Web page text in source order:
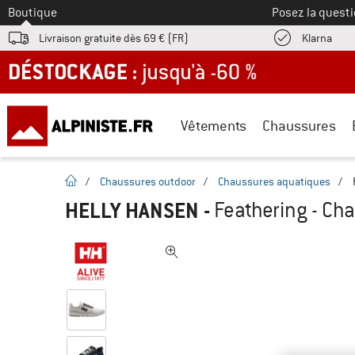
Vers le
Boutique Posez la
Livraison gratuite dès 69 € (FR) Klarna
DÉSTOCKAGE : jusqu'à -60 %
Vêtements Chaussures
Page d'accueil
/ Chaussures outdoor / Chaussures aquatiques /
HELLY HANSEN - Feathering -